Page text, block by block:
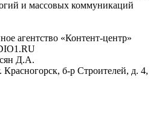
и массовых коммуникаций
агентство «Контент-центр»
Д.А.
Красногорск, б-р Строителей, д. 4,